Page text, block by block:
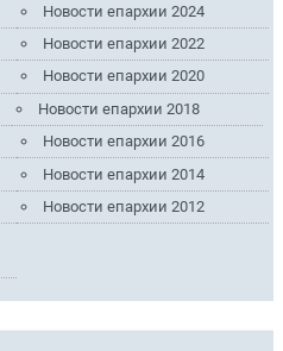
Новости епархии 2024
Новости епархии 2022
Новости епархии 2020
Новости епархии 2018
Новости епархии 2016
Новости епархии 2014
Новости епархии 2012